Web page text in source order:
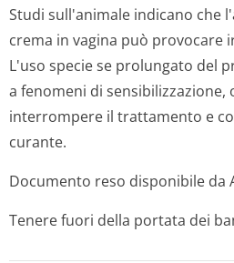
Studi sull'animale indicano che
crema in vagina può provocare
L'uso specie se prolungato del
a fenomeni di sensibilizzazione,
interrompere il trattamento e
curante.
Documento reso disponibile da
Tenere fuori della portata dei